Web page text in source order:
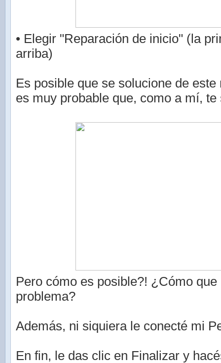
• Elegir "Reparación de inicio" (la
arriba)
Es posible que se solucione de
es muy probable que, como a mí,
Pero cómo es posible?! ¿Cómo que
problema?
Además, ni siquiera le conecté mi
En fin, le das clic en Finalizar y